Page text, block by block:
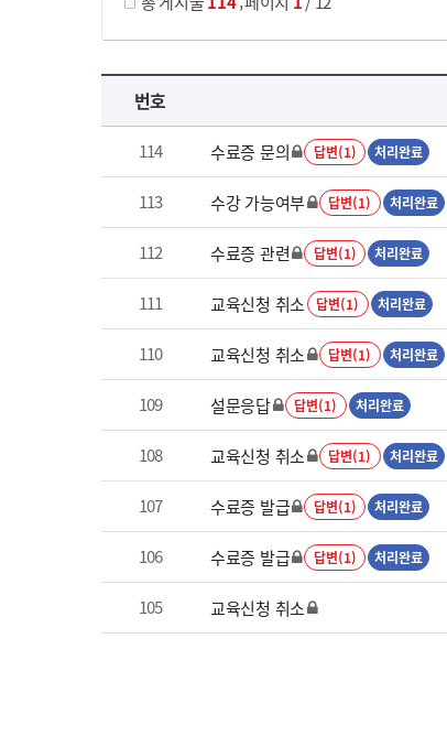
국가회계이론 과정 목록 으로 번호, 제목, 작성자, 조회수, 등록 일로 나열 되고 있습니다.
번호
114 수료증 문의 답변(1) 처리완료
113 수강 가능여부 답변(1) 처리완료
112 수료증 관련 답변(1) 처리완료
111 교육신청 취소 답변(1) 처리완료
110 교육신청 취소 답변(1) 처리완료
109 설문응답 답변(1) 처리완료
108 교육신청 취소 답변(1) 처리완료
107 수료증 발급 답변(1) 처리완료
106 수료증 발급 답변(1) 처리완료
105 교육신청 취소